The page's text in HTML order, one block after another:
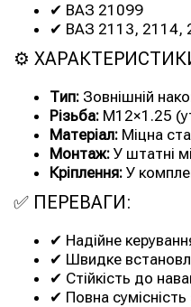
✔ ВАЗ 21099
✔ ВАЗ 2113, 2114,
⚙
Тип: Зовнішній
Різьба: М12×1.25
Матеріал: Міцна
Монтаж: У штатні
Кріплення: У
✅ ПЕРЕВАГИ:
✔ Надійне
✔ Швидке
✔ Стійкість до
✔ Повна